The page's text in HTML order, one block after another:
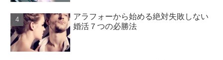
アラフォーから始める絶対失敗しない
婚活７つの必勝法